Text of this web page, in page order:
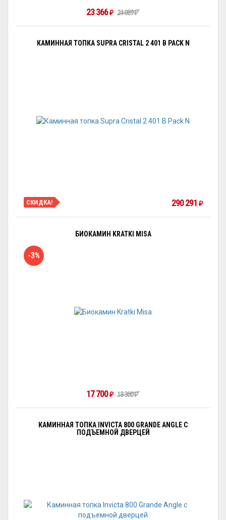
23 366₽ 24 089₽
КАМИННАЯ ТОПКА SUPRA CRISTAL 2 401 B PACK N
СКИДКА! 290 291 ₽
БИОКАМИН KRATKI MISA
-3%
17 700₽ 18 300₽
КАМИННАЯ ТОПКА INVICTA 800 GRANDE ANGLE С
ПОДЪЕМНОЙ ДВЕРЦЕЙ